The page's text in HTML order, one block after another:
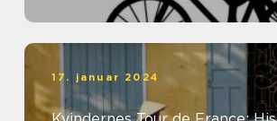
17. januar 2024